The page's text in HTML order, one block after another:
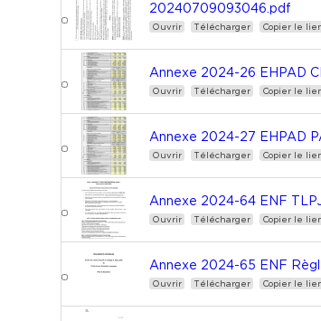
20240709093046.pdf
Ouvrir Télécharger Copier le
Annexe 2024-26 EHPAD
Ouvrir Télécharger Copier le
Annexe 2024-27 EHPAD
Ouvrir Télécharger Copier le
Annexe 2024-64 ENF
Ouvrir Télécharger Copier le
Annexe 2024-65 ENF
Ouvrir Télécharger Copier le